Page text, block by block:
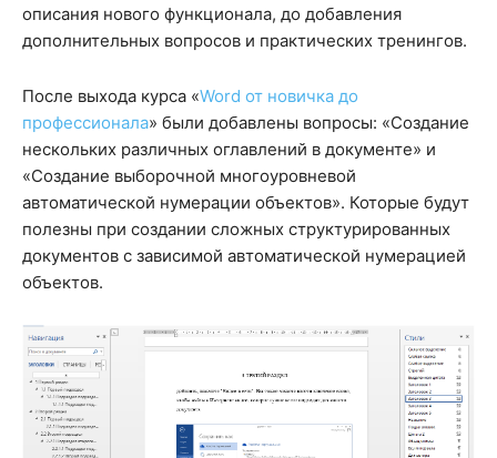
описания нового функционала, до добавления
дополнительных вопросов и практических тренингов.
После выхода курса «Word от новичка до
профессионала» были добавлены вопросы: «Создание
нескольких различных оглавлений в документе» и
«Создание выборочной многоуровневой
автоматической нумерации объектов». Которые будут
полезны при создании сложных структурированных
документов с зависимой автоматической нумерацией
объектов.